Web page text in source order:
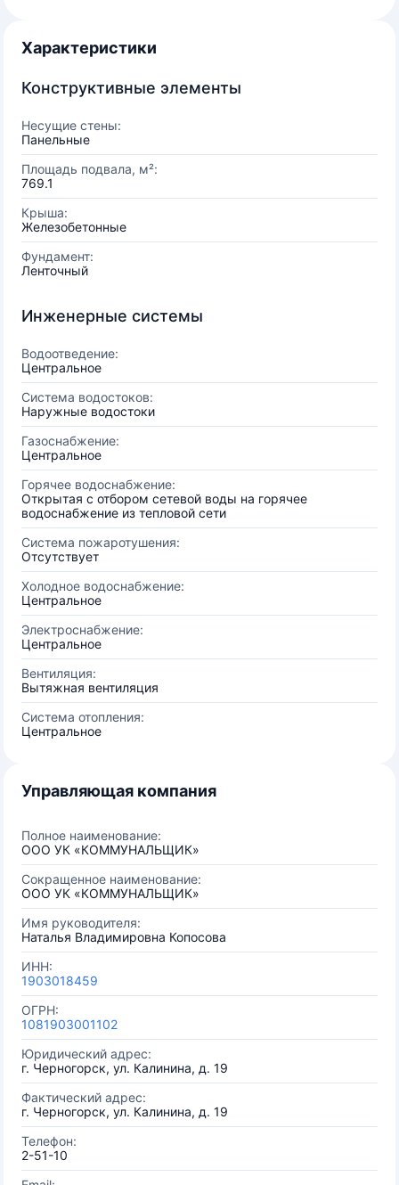
Характеристики
Конструктивные элементы
Несущие стены:
Панельные
Площадь подвала, м²:
769.1
Крыша:
Железобетонные
Фундамент:
Ленточный
Инженерные системы
Водоотведение:
Центральное
Система водостоков:
Наружные водостоки
Газоснабжение:
Центральное
Горячее водоснабжение:
Открытая с отбором сетевой воды на горячее
водоснабжение из тепловой сети
Система пожаротушения:
Отсутствует
Холодное водоснабжение:
Центральное
Электроснабжение:
Центральное
Вентиляция:
Вытяжная вентиляция
Система отопления:
Центральное
Управляющая компания
Полное наименование:
ООО УК «КОММУНАЛЬЩИК»
Сокращенное наименование:
ООО УК «КОММУНАЛЬЩИК»
Имя руководителя:
Наталья Владимировна Копосова
ИНН:
1903018459
ОГРН:
1081903001102
Юридический адрес:
г. Черногорск, ул. Калинина, д. 19
Фактический адрес:
г. Черногорск, ул. Калинина, д. 19
Телефон:
2-51-10